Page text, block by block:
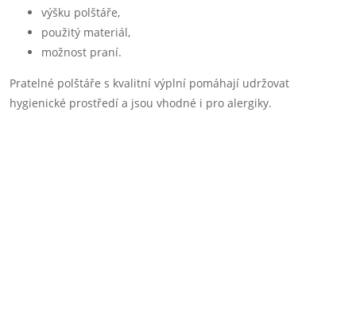
výšku polštáře,
použitý materiál,
možnost praní.
Pratelné polštáře s kvalitní výplní pomáhají udržovat
hygienické prostředí a jsou vhodné i pro alergiky.